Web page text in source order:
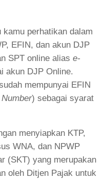
perhatikan dalam
EFIN, dan akun DJP
SPT online alias e-
akun DJP Online.
mempunyai EFIN
) sebagai syarat
menyiapkan KTP,
WNA, dan NPWP
(SKT) yang merupakan
oleh Ditjen Pajak untuk